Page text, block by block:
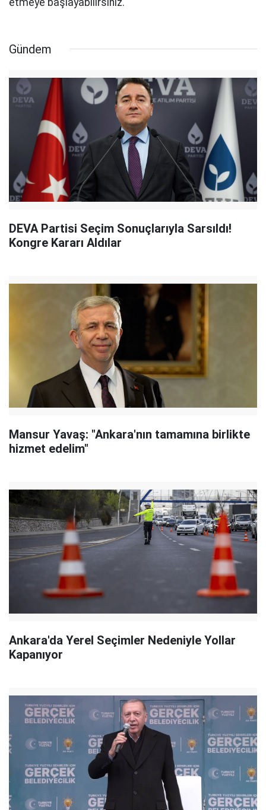
Gündem
DEVA Partisi Seçim Sonuçlarıyla Sarsıldı!
Kongre Kararı Aldılar
Mansur Yavaş: "Ankara'nın tamamına birlikte
hizmet edelim"
Ankara'da Yerel Seçimler Nedeniyle Yollar
Kapanıyor